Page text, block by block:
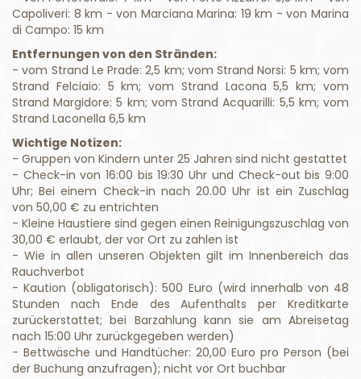
Capoliveri: 8 km - von Marciana Marina: 19 km - von Marina
di Campo: 15 km
Entfernungen von den Stränden:
- vom Strand Le Prade: 2,5 km; vom Strand Norsi: 5 km; vom
Strand Felciaio: 5 km; vom Strand Lacona 5,5 km; vom
Strand Margidore: 5 km; vom Strand Acquarilli: 5,5 km; vom
Strand Laconella 6,5 ​​km
Wichtige Notizen:
- Gruppen von Kindern unter 25 Jahren sind nicht gestattet
- Check-in von 16:00 bis 19:30 Uhr und Check-out bis 9:00
Uhr; Bei einem Check-in nach 20.00 Uhr ist ein Zuschlag
von 50,00 € zu entrichten
- Kleine Haustiere sind gegen einen Reinigungszuschlag von
30,00 € erlaubt, der vor Ort zu zahlen ist
- Wie in allen unseren Objekten gilt im Innenbereich das
Rauchverbot
- Kaution (obligatorisch): 500 Euro (wird innerhalb von 48
Stunden nach Ende des Aufenthalts per Kreditkarte
zurückerstattet; bei Barzahlung kann sie am Abreisetag
nach 15:00 Uhr zurückgegeben werden)
- Bettwäsche und Handtücher: 20,00 Euro pro Person (bei
der Buchung anzufragen); nicht vor Ort buchbar